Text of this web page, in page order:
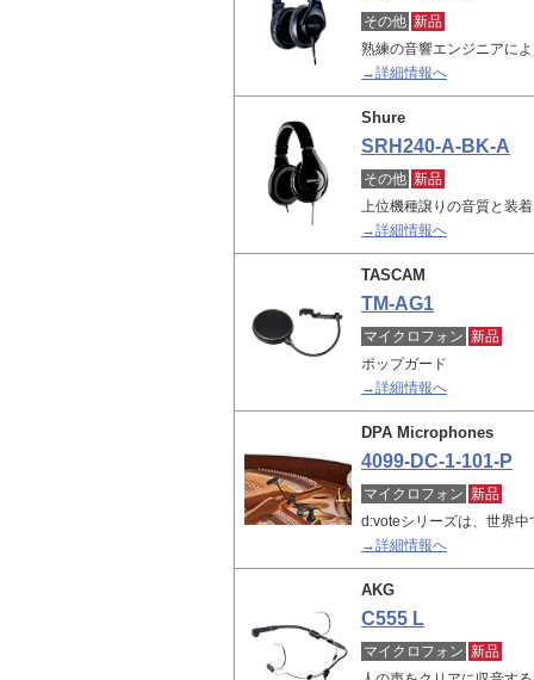
その他 新品
熟練の音響エンジニアに
→詳細情報へ
Shure
SRH240-A-BK-A
その他 新品
上位機種譲りの音質と装
→詳細情報へ
TASCAM
TM-AG1
マイクロフォン 新品
ポップガード
→詳細情報へ
DPA Microphones
4099-DC-1-101-P
マイクロフォン 新品
d:voteシリーズは、世界
→詳細情報へ
AKG
C555 L
マイクロフォン 新品